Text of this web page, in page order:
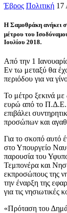
Έβρος Πολιτική 17
Η Σαμοθράκη ανήκει
μέτρου του
Ιουλίου 2018.
Από την 1
Εν τω μεταξύ θα
περιόδου για να
Το μέτρο ξεκινά
ευρώ από το Π.Δ.Ε.
επιβάλει
προσώπων και
Για το σκοπό αυτό
στο Υπουργείο
παρουσία του
Τεμπονέρα και
εκπροσώπους της
την έναρξη της
για τις νησιωτικές
«Πρόταση του